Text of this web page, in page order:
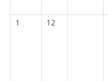
1
12